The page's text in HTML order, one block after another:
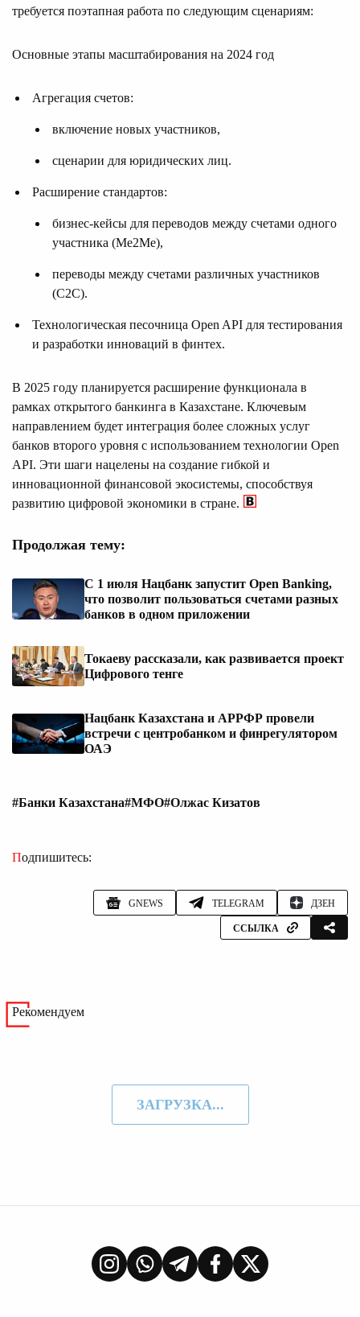
требуется поэтапная работа по следующим сценариям:
Основные этапы масштабирования на 2024 год
Агрегация счетов:
включение новых участников,
сценарии для юридических лиц.
Расширение стандартов:
бизнес-кейсы для переводов между счетами одного
участника (Me2Me),
переводы между счетами различных участников
(C2C).
Технологическая песочница Open API для тестирования
и разработки инноваций в финтех.
В 2025 году планируется расширение функционала в
рамках открытого банкинга в Казахстане. Ключевым
направлением будет интеграция более сложных услуг
банков второго уровня с использованием технологии Open
API. Эти шаги нацелены на создание гибкой и
инновационной финансовой экосистемы, способствуя
развитию цифровой экономики в стране.
Продолжая тему:
С 1 июля Нацбанк запустит Open Banking,
что позволит пользоваться счетами разных
банков в одном приложении
Токаеву рассказали, как развивается проект
Цифрового тенге
Нацбанк Казахстана и АРРФР провели
встречи с центробанком и финрегулятором
ОАЭ
#Банки Казахстана#МФО#Олжас Кизатов
Подпишитесь:
GNEWS TELEGRAM ДЗЕН
ССЫЛКА
Рекомендуем
ЗАГРУЗКА...